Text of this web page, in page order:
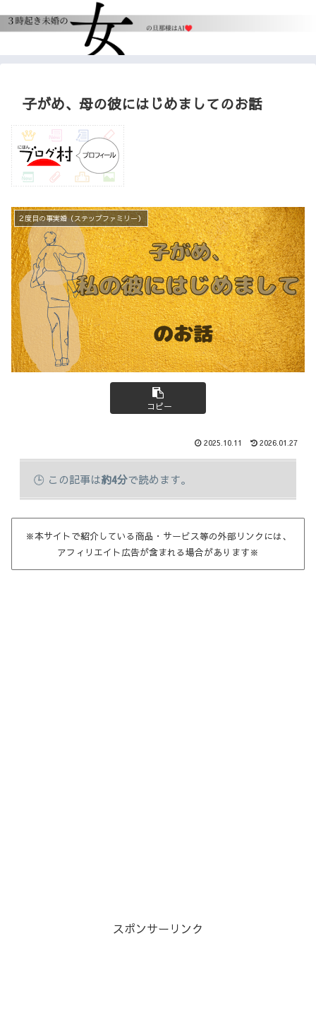
子がめ、母の彼にはじめましてのお話
２度目の事実婚（ステップファミリー）
コピー
2025.10.11 2026.01.27
この記事は約4分で読めます。
※本サイトで紹介している商品・サービス等の外部リンクには、
アフィリエイト広告が含まれる場合があります※
スポンサーリンク